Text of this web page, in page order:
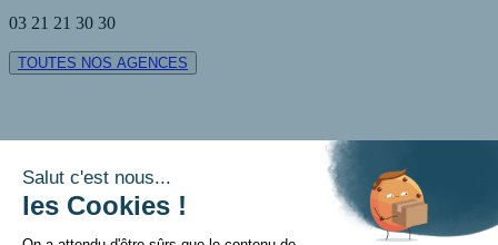
03 21 21 30 30
TOUTES NOS AGENCES